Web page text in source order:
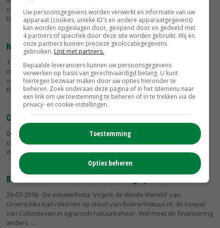
nek-aan-nekrace liet hij de Kamerleden Fatma Koser Kaya (D66) en
Eric Smaling...
Natuurbeheer Flevoland dreigt te stokken
11-11-2016- Ontoegankelijke natuur, afgebroken takken op wegen,
onnodige overlast voor aangrenzende agrarische bedrijven en een
verslechterde waterhuishouding. Dat is wat dreigt als provincie
Flevoland...
Ook Landschappen NL steunt weidevogelnota
04-08-2016
- Na BoerenNatuur.nl, de koepel van agrarische
collectieven is ook Landschappen NL positief over de initiatiefnota
Weidevogelbeheer van GroenLinks.
BoerenNatuur vindt zich in weidevogelplan
29-07-2016- De initiatiefnota 'Vogels de Weide Wereld' van
GroenLinks kan rekenen op steun van BoerenNatuur.nl, de koepel
van Collectieven in agrarisch natuurbeheer. Wel moet de financiering
anders.
Uw persoonsgegevens worden verwerkt en informatie van uw
apparaat (cookies, unieke ID's en andere apparaatgegevens)
kan worden opgeslagen door, geopend door en gedeeld met
4 partners of specifiek door deze site worden gebruikt. Wij en
onze partners kunnen precieze geolocatiegegevens
gebruiken. Lijst met partners.
Bepaalde leveranciers kunnen uw persoonsgegevens
verwerken op basis van gerechtvaardigd belang. U kunt
hiertegen bezwaar maken door uw opties hieronder te
beheren. Zoek onderaan deze pagina of in het sitemenu naar
een link om uw toestemming te beheren of in te trekken via de
privacy- en cookie-instellingen.
Toestemming
Opties beheren